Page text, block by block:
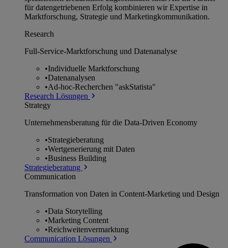
für datengetriebenen Erfolg kombinieren wir Expertise in
Marktforschung, Strategie und Marketingkommunikation.
Research
Full-Service-Marktforschung und Datenanalyse
•Individuelle Marktforschung
•Datenanalysen
•Ad-hoc-Recherchen "askStatista"
Research Lösungen
Strategy
Unternehmens­beratung für die Data-Driven Economy
•Strategieberatung
•Wertgenerierung mit Daten
•Business Building
Strategieberatung
Communication
Transformation von Daten in Content-Marketing und Design
•Data Storytelling
•Marketing Content
•Reichweitenvermarktung
Communication Lösungen